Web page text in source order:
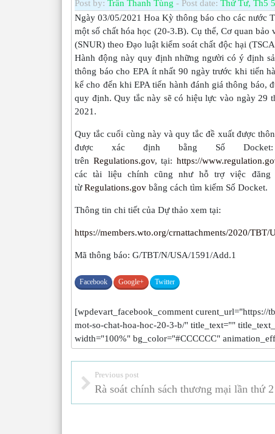
Post by: Trần Thanh Tùng - Post date: Thứ Tư, Th5
Ngày 03/05/2021 Hoa Kỳ thông báo cho các nước
một số chất hóa học (20-3.B). Cụ thể, Cơ quan
(SNUR) theo Đạo luật kiểm soát chất độc hại
Hành động này quy định những người có ý định
thông báo cho EPA ít nhất 90 ngày trước khi tiến
kể cho đến khi EPA tiến hành đánh giá thông báo,
quy định. Quy tắc này sẽ có hiệu lực vào ngày 29
2021.
Quy tắc cuối cùng này và quy tắc đề xuất được
được xác định bằng Số Docket:
trên Regulations.gov, tại:https://
các tài liệu chính cũng như hỗ trợ việc
từRegulations.gov bằng cách tìm kiếm Số Docket.
Thông tin chi tiết của Dự thảo xem tại:
https://members.wto.org/crnattachments/2020/TBT/
Mã thông báo: G/TBT/N/USA/1591/Add.1
Facebook Google+ Twitter
[wpdevart_facebook_comment
mot-so-chat-hoa-hoc-20-3-b/" title_text=""
width="100%" bg_color="#CCCCCC"
Previous post